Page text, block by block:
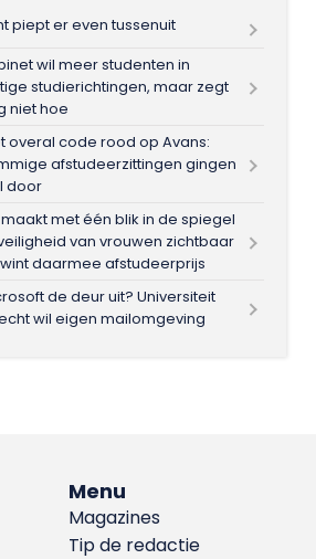
piept er even tussenuit
wil meer studenten in
studierichtingen, maar zegt
niet hoe
overal code rood op Avans:
afstudeerzittingen gingen
door
maakt met één blik in de spiegel
van vrouwen zichtbaar
daarmee afstudeerprijs
de deur uit? Universiteit
wil eigen mailomgeving
Menu
Magazines
Tip de redactie